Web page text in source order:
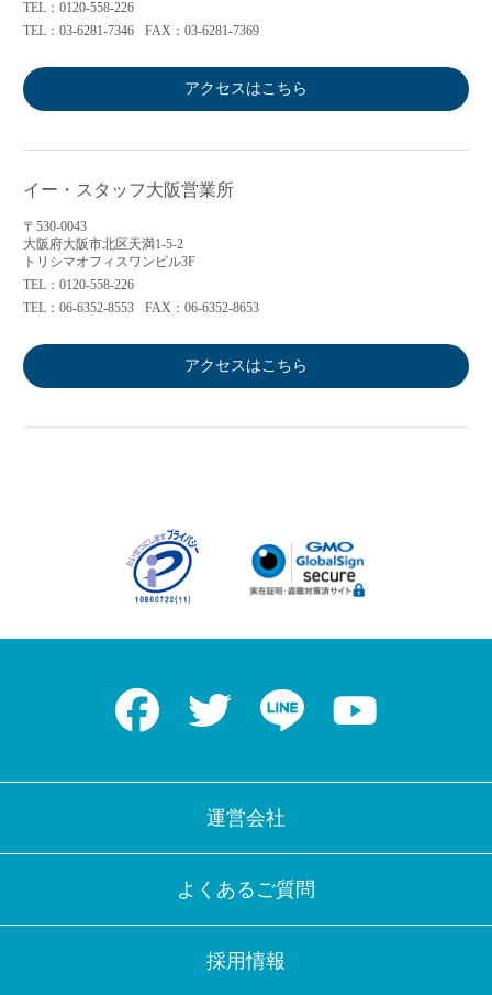
TEL：0120-558-226
TEL：03-6281-7346
FAX：03-6281-7369
アクセスはこちら
イー・スタッフ大阪営業所
〒530-0043
大阪府大阪市北区天満1-5-2
トリシマオフィスワンビル3F
TEL：0120-558-226
TEL：06-6352-8553
FAX：06-6352-8653
アクセスはこちら
Facebook Twitter LINE
運営会社
よくあるご質問
採用情報